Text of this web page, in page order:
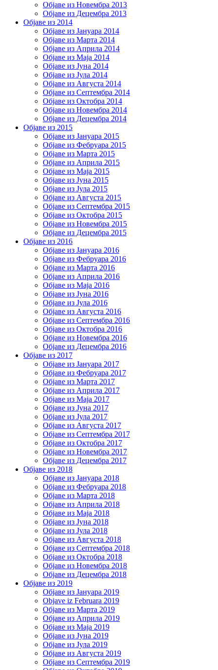
Објаве из Новембра 2013
Објаве из Децембра 2013
Објаве из 2014
Објаве из Јануара 2014
Објаве из Марта 2014
Објаве из Априла 2014
Објаве из Маја 2014
Објаве из Јуна 2014
Објаве из Јула 2014
Објаве из Августа 2014
Објаве из Септембра 2014
Објаве из Октобра 2014
Објаве из Новембра 2014
Објаве из Децембра 2014
Објаве из 2015
Објаве из Јануара 2015
Објаве из Фебруара 2015
Објаве из Марта 2015
Објаве из Априла 2015
Објаве из Маја 2015
Објаве из Јуна 2015
Објаве из Јула 2015
Објаве из Августа 2015
Објаве из Септембра 2015
Објаве из Октобра 2015
Објаве из Новембра 2015
Објаве из Децембра 2015
Објаве из 2016
Објаве из Јануара 2016
Објаве из Фебруара 2016
Објаве из Марта 2016
Објаве из Априла 2016
Објаве из Маја 2016
Објаве из Јуна 2016
Објаве из Јула 2016
Објаве из Августа 2016
Објаве из Септембра 2016
Објаве из Октобра 2016
Објаве из Новембра 2016
Објаве из Децембра 2016
Објаве из 2017
Објаве из Јануара 2017
Објаве из Фебруара 2017
Објаве из Марта 2017
Објаве из Априла 2017
Објаве из Маја 2017
Објаве из Јуна 2017
Објаве из Јула 2017
Објаве из Августа 2017
Објаве из Септембра 2017
Објаве из Октобра 2017
Објаве из Новембра 2017
Објаве из Децембра 2017
Објаве из 2018
Објаве из Јануара 2018
Објаве из Фебруара 2018
Објаве из Марта 2018
Објаве из Априла 2018
Објаве из Маја 2018
Објаве из Јуна 2018
Објаве из Јула 2018
Објаве из Августа 2018
Објаве из Септембра 2018
Објаве из Октобра 2018
Објаве из Новембра 2018
Објаве из Децембра 2018
Објаве из 2019
Објаве из Јануара 2019
Objave iz Februara 2019
Објаве из Марта 2019
Објаве из Априла 2019
Објаве из Маја 2019
Објаве из Јуна 2019
Објаве из Јула 2019
Објаве из Августа 2019
Објаве из Септембра 2019